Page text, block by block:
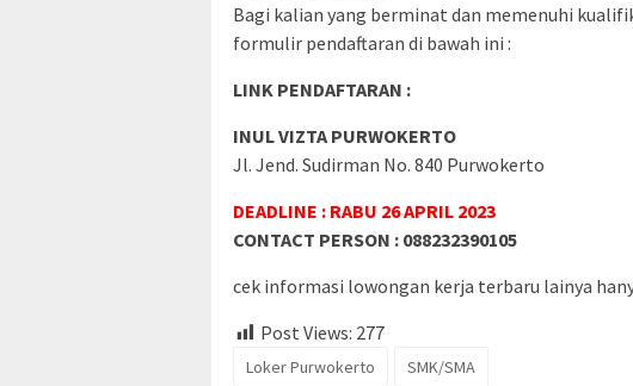
Bagi kalian yang berminat dan memenuhi
formulir pendaftaran di bawah ini :
LINK PENDAFTARAN :
INUL VIZTA PURWOKERTO
Jl. Jend. Sudirman No. 840 Purwokerto
DEADLINE : RABU 26 APRIL 2023
CONTACT PERSON : 088232390105
cek informasi lowongan kerja terbaru lainya
Post Views: 277
Loker Purwokerto SMK/SMA